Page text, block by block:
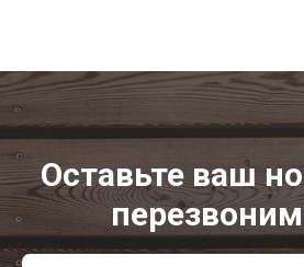
Оставьте ваш